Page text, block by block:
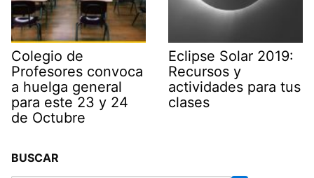
Colegio de
Profesores convoca
a huelga general
para este 23 y 24
de Octubre
Eclipse Solar 2019:
Recursos y
actividades para tus
clases
BUSCAR